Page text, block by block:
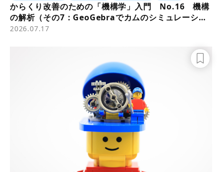
からくり改善のための「機構学」入門 No.16 機構
の解析（その7：GeoGebraでカムのシミュレーショ
ン1）
2026.07.17